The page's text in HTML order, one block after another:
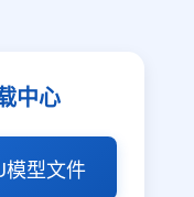
中心
型文件